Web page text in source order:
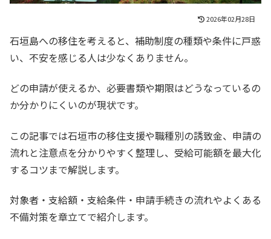
2026年02月28日
石垣島への移住を考えると、補助制度の種類や条件に戸惑
い、不安を感じる人は少なくありません。
どの申請が使えるか、必要書類や期限はどうなっているの
か分かりにくいのが現状です。
この記事では石垣市の移住支援や職種別の誘致金、申請の
流れと注意点を分かりやすく整理し、受給可能額を最大化
するコツまで解説します。
対象者・支給額・支給条件・申請手続きの流れやよくある
不備対策を章立てで紹介します。